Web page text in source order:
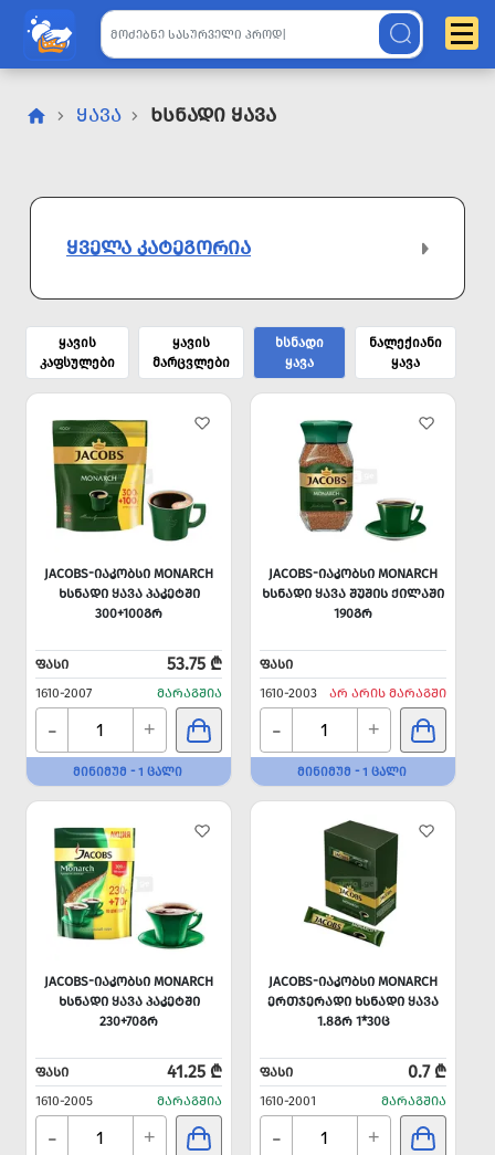
ᲧᲐᲕᲐ Ხსნადი Ყავა
ᲧᲕᲔᲚᲐ ᲙᲐᲢᲔᲒᲝᲠᲘᲐ
ყავის
კაფსულები
ყავის
მარცვლები
ხსნადი
ყავა
ნალექიანი
ყავა
JACOBS-ᲘᲐᲙᲝᲑᲡᲘ MONARCH
ᲮᲡᲜᲐᲓᲘ ᲧᲐᲕᲐ ᲞᲐᲙᲔᲢᲨᲘ
300+100ᲒᲠ
ᲤᲐᲡᲘ 53.75 ₾
1610-2007 ᲛᲐᲠᲐᲒᲨᲘᲐ
- +
ᲛᲘᲜᲘᲛᲣᲛ - 1 ᲪᲐᲚᲘ
JACOBS-ᲘᲐᲙᲝᲑᲡᲘ MONARCH
ᲮᲡᲜᲐᲓᲘ ᲧᲐᲕᲐ ᲨᲣᲨᲘᲡ ᲥᲘᲚᲐᲨᲘ
190ᲒᲠ
ᲤᲐᲡᲘ
1610-2003
ᲐᲠ ᲐᲠᲘᲡ ᲛᲐᲠᲐᲒᲨᲘ
- +
ᲛᲘᲜᲘᲛᲣᲛ - 1 ᲪᲐᲚᲘ
JACOBS-ᲘᲐᲙᲝᲑᲡᲘ MONARCH
ᲮᲡᲜᲐᲓᲘ ᲧᲐᲕᲐ ᲞᲐᲙᲔᲢᲨᲘ
230+70ᲒᲠ
ᲤᲐᲡᲘ 41.25 ₾
1610-2005 ᲛᲐᲠᲐᲒᲨᲘᲐ
- +
JACOBS-ᲘᲐᲙᲝᲑᲡᲘ MONARCH
ᲔᲠᲗᲯᲔᲠᲐᲓᲘ ᲮᲡᲜᲐᲓᲘ ᲧᲐᲕᲐ
1.8ᲒᲠ 1*30Ც
ᲤᲐᲡᲘ 0.7 ₾
1610-2001 ᲛᲐᲠᲐᲒᲨᲘᲐ
- +